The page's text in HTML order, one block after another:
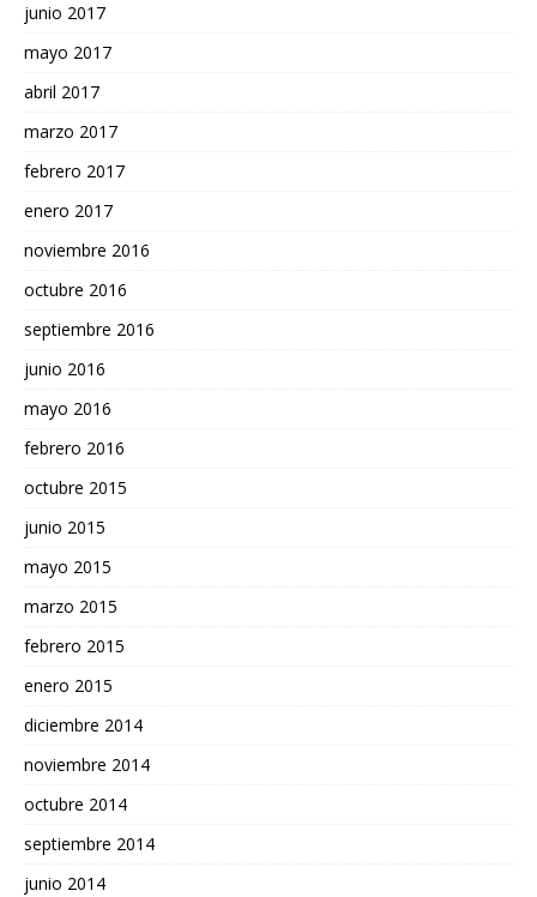
junio 2017
mayo 2017
abril 2017
marzo 2017
febrero 2017
enero 2017
noviembre 2016
octubre 2016
septiembre 2016
junio 2016
mayo 2016
febrero 2016
octubre 2015
junio 2015
mayo 2015
marzo 2015
febrero 2015
enero 2015
diciembre 2014
noviembre 2014
octubre 2014
septiembre 2014
junio 2014